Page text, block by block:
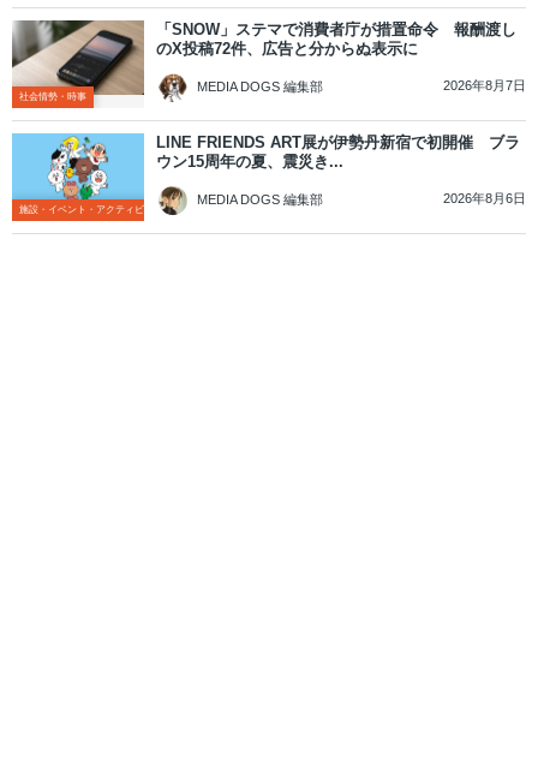
社会情勢・時事
「SNOW」ステマで消費者庁が措置命令 報酬渡し
のX投稿72件、広告と分からぬ表示に
MEDIA DOGS 編集部 2026年8月7日
施設・イベント・アクティビティ
LINE FRIENDS ART展が伊勢丹新宿で初開催 ブラ
ウン15周年の夏、震災き...
MEDIA DOGS 編集部 2026年8月6日